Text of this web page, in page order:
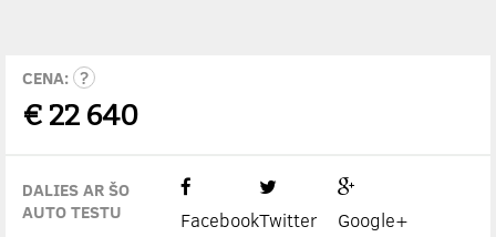
CENA:
€ 22 640
DALIES AR ŠO
AUTO TESTU
FacebookTwitter Google+